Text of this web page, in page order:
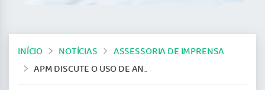
INÍCIO NOTÍCIAS
ASSESSORIA DE IMPRENSA
APM DISCUTE O USO DE ANTIBIÓTICOS